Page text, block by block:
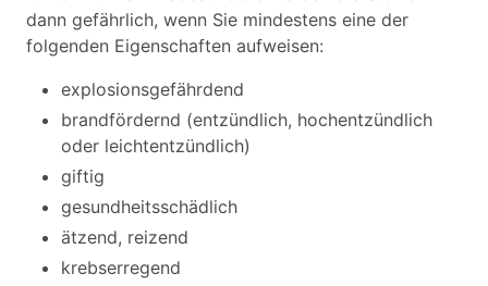
dann gefährlich, wenn Sie mindestens eine der
folgenden Eigenschaften aufweisen:
explosionsgefährdend
brandfördernd (entzündlich, hochentzündlich
oder leichtentzündlich)
giftig
gesundheitsschädlich
ätzend, reizend
krebserregend